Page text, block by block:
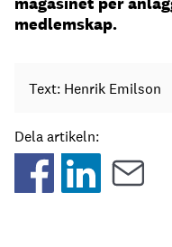
medlemskap.
Text: Henrik Emilson
Dela artikeln: